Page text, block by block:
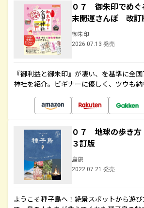
０７ 御朱印でめ
末開運さんぽ 改訂
御朱印
2026.07.13 発売
『御利益と御朱印』が凄い、を基準に全
神社を紹介。ビギナーに優しく、ツウも納
０７ 地球の歩き
３訂版
島旅
2022.07.21 発売
ようこそ種子島へ！絶景スポットから遊